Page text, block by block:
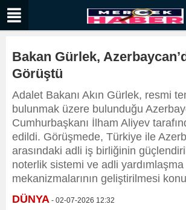
Bakan Gürlek,
Görüştü
Adalet Bakanı Akın Gürlek, resmi
bulunmak üzere bulunduğu
Cumhurbaşkanı İlham Aliyev
edildi. Görüşmede, Türkiye ile
arasındaki adli iş birliğinin
noterlik sistemi ve adli yardımlaşma
mekanizmalarının geliştirilmesi
DÜNYA - 02-07-2026 12:32